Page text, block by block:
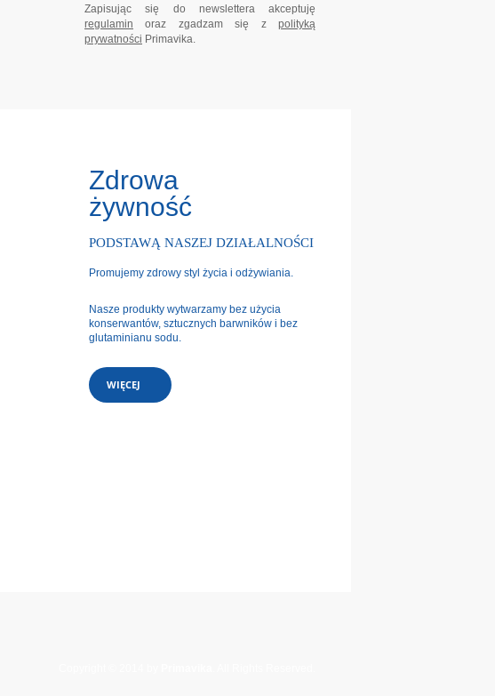
Zapisując się do newslettera akceptuję
regulamin oraz zgadzam się z polityką
prywatności Primavika.
Zdrowa
żywność
PODSTAWĄ NASZEJ DZIAŁALNOŚCI
Promujemy zdrowy styl życia i odżywiania.
Nasze produkty wytwarzamy bez użycia
konserwantów, sztucznych barwników i bez
glutaminianu sodu.
WIĘCEJ